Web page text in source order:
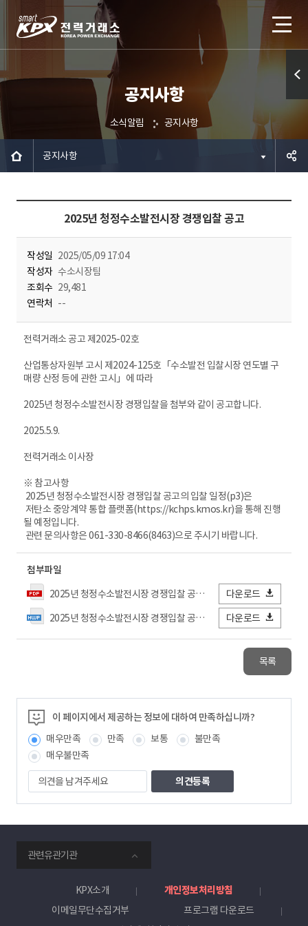
공지사항
소식알림 공지사항
공지사항
2025년 청정수소발전시장 경쟁입찰 공고
작성일 2025/05/09 17:04
작성자 수소시장팀
조회수 29,481
연락처 --
전력거래소 공고 제2025-02호
산업통상자원부 고시 제2024-125호「수소발전 입찰시장 연도별 구
매량 산정 등에 관한 고시」에 따라
2025년 청정수소발전시장 경쟁입찰을 첨부와 같이 공고합니다.
2025.5.9.
전력거래소 이사장
※ 참고사항
2025년 청정수소발전시장 경쟁입찰 공고의 입찰 일정(p3)은
저탄소 중앙계약 통합 플랫폼(https://kchps.kmos.kr)을 통해 진행
될 예정입니다.
관련 문의사항은 061-330-8466(8463)으로 주시기 바랍니다.
첨부파일
2025년 청정수소발전시장 경쟁입찰 공고문_최종.pdf
다운로드
2025년 청정수소발전시장 경쟁입찰 공고문_별첨서류.hwp
다운로드
목록
이 페이지에서 제공하는 정보에 대하여 만족하십니까?
매우만족
만족 보통
불만족
매우불만족
의
견
을
겨
주
세
요
관련유관기관
KPX소개
개인정보처리방침
이메일무단수집거부
프로그램 다운로드